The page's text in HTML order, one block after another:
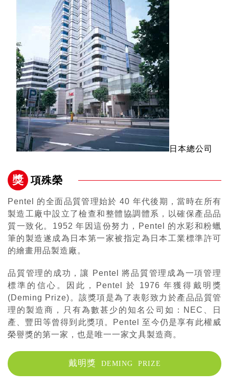
日本總公司
獎 項殊榮
Pentel 的全面品質管理始於 40 年代後期，當時在所有
製造工廠中設立了檢查和整體協調體系，以確保產品品
質一致化。1952 年因這份努力，Pentel 的水彩和粉蠟
筆的製造遂成為日本第一家被指定為日本工業標準許可
的繪畫用品製造廠。
品質管理的成功，讓 Pentel 將品質管理成為一項管理
標準的信心。因此，Pentel 於 1976 年獲得戴明獎
(Deming Prize)。該獎項是為了表彰致力於產品品質管
理的製造商，只有為數甚少的知名公司如：NEC、日
產、豐田等曾得到此獎項。Pentel 至今仍是享有此權威
榮譽獎的第一家，也是唯一一家文具製造商。
戴明獎 DEMING PRIZE